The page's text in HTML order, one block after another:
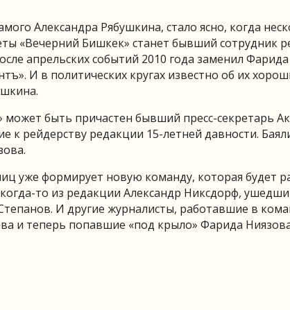
Александра Рябушкина, стало ясно, когда
«Вечерний Бишкек» станет бывший сотрудник
апрельских событий 2010 года заменил
И в политических кругах известно об их
может быть причастен бывший пресс-секретарь
рейдерству редакции 15-летней давности.
уже формирует новую команду, которая будет
то из редакции Александр Никсдорф,
И другие журналисты, работавшие в
и теперь попавшие «под крыло» Фарида